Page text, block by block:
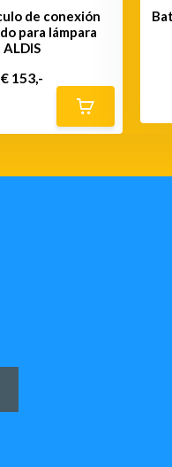
de conexión
para lámpara
ALDIS
€ 153,-